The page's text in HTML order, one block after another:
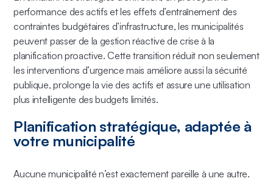
performance des actifs et les effets d’entraînement des
contraintes budgétaires d’infrastructure, les municipalités
peuvent passer de la gestion réactive de crise à la
planification proactive. Cette transition réduit non seulement
les interventions d’urgence mais améliore aussi la sécurité
publique, prolonge la vie des actifs et assure une utilisation
plus intelligente des budgets limités.
Planification stratégique, adaptée à
votre municipalité
Aucune municipalité n’est exactement pareille à une autre.